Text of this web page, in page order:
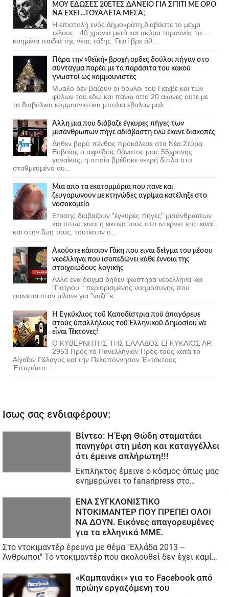
ΜΟΥ ΕΔΩΣΕΣ 20ΕΤΕΣ ΔΑΝΕΙΟ ΓΙΑ ΣΠΙΤΙ ΜΕ ΟΡΟ
ΝΑ ΕΧΕΙ ...ΤΟΥΑΛΕΤΑ ΜΕΣΑ;
Η επιστολή ενός Δημοκράτη,διαβάστε το μέχρι
τέλους...40 χρόνια μετά και ακόμα τυραννάς τα ....
καημένα παιδιά της νέας τάξης. Γιατί βρε άθ...
Πάρα την «θεϊκή» βροχή ορδες δούλοι πήγαν στο
σύνταγμα παρέα με τα παράσιτα του κακού
γνωστοί ως κομμουνιστες
Μυαλο δεν βαζουν οι δουλοι του Γιαχβε και των
φυλων του εδω και πανω απο 20 αιωνες ουτε με
τα διαβολικα κομμουνιστικα μπολια εβαλαν μαλ...
Άλλη μια που διάβαζε έγκυρες πήγες των
μισάνθρωπων πήγε αδιάβαστη ενώ έκανε διακοπές
Δηθεν βαρύ πένθος προκάλεσε στα Νέα Στύρα
Ευβοίας ο αιφνίδιος θάνατος μιας 56χρονης
γυναίκας, η οποία βρέθηκε νεκρή δίπλα στο
σταθμευμένο αυ...
Μια απο τα εκατομμύρια που πανε και
ζευγαρωνουν με κτηνώδες αγρίμια κατέληξε στο
νοσοκομείο
Επισης διαβαζουν "έγκυρες πήγες" μισάνθρωπων
και οπως ειναι η εικονα τους στο ιντερνετ ετσι ειναι
και στην ζωη τους, τουτεστιν ο...
Ακούστε κάποιον Γάκη που ειναι δείγμα του μέσου
νεοέλληνα που ισοπεδώνει κάθε έννοια της
στοιχειώδους λογικής
Αλλο ενα δειγμα δηδεν φωστηρα νεοελληνα και
"Γιατρου " περιορισμενης νοημοσυνης που
φαινεται οταν μιλανε για "ναζι" κ...
Ἡ Ἐγκύκλιος τοῦ Καποδίστρια ποὺ ἀπαγόρευε
στοὺς ὑπαλλήλους τοῦ Ἑλληνικοῦ Δημοσίου νὰ
εἶναι Τέκτονες!
Ο ΚΥΒΕΡΝΗΤΗΣ ΤΗΣ ΕΛΛΑΔΟΣ ΕΓΚΥΚΛΙΟΣ ΑΡ.
2953 Πρὸς τὸ Πανελλήνιον Πρὸς τοὺς κατὰ τὸ
Αἰγαῖον Πέλαγος καὶ τὴν Πελοπόννησον Ἐκτάκτους
Ἐπιτρόπο...